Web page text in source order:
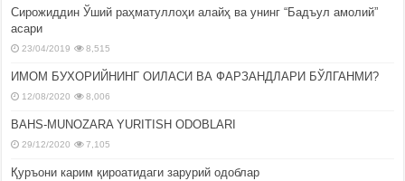
Сирожиддин Ўший раҳматуллоҳи алайҳ ва унинг “Бадъул амолий”
асари
23/04/2019 8,515
ИМОМ БУХОРИЙНИНГ ОИЛАСИ ВА ФАРЗАНДЛАРИ БЎЛГАНМИ?
12/08/2020 8,006
BAHS-MUNOZARA YURITISH ODOBLARI
29/12/2020 7,105
Қуръони карим қироатидаги зарурий одоблар